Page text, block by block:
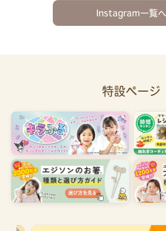
Instagram一覧へ
特設ページ